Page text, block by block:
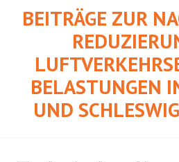
BEITRÄGE ZUR
BELASTUNGEN
UND